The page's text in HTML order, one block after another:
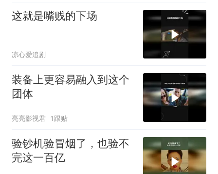
这就是嘴贱的下场
凉心爱追剧
装备上更容易融入到这个
团体
亮亮影视君 1跟贴
验钞机验冒烟了，也验不
完这一百亿